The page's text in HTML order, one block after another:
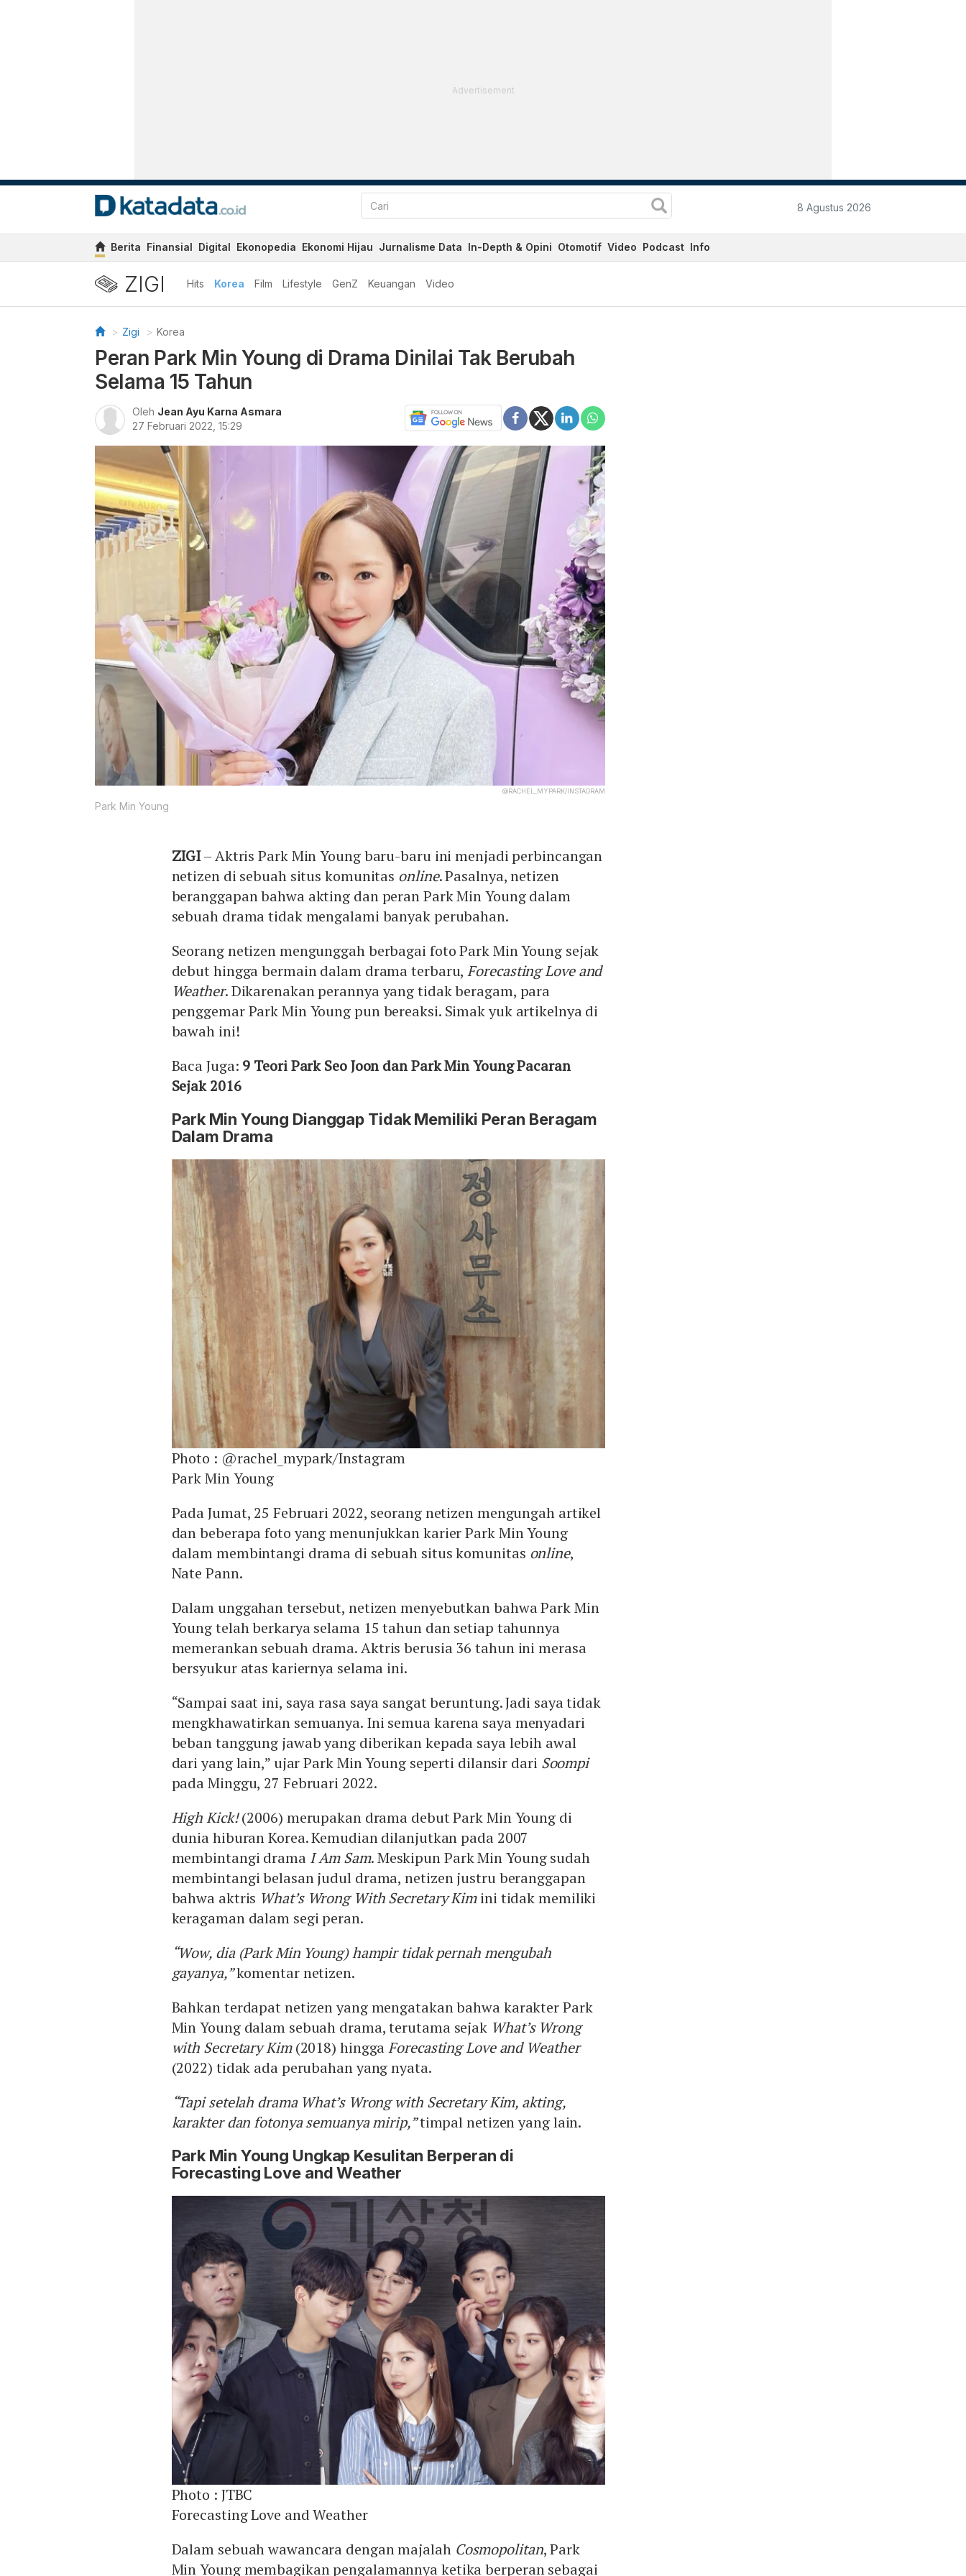
Advertisement
8 Agustus 2026
Berita Finansial Digital Ekonopedia Ekonomi Hijau Jurnalisme Data In-Depth & Opini Otomotif Video Podcast Info
ZIGI Hits Korea Film Lifestyle GenZ Keuangan Video
Zigi Korea
Peran Park Min Young di Drama Dinilai Tak Berubah
Selama 15 Tahun
Oleh Jean Ayu Karna Asmara
27 Februari 2022, 15:29
@RACHEL_MYPARK/INSTAGRAM
Park Min Young
ZIGI– Aktris Park Min Young baru-baru ini menjadi perbincangan
netizen di sebuah situs komunitas online. Pasalnya, netizen
beranggapan bahwa akting dan peran Park Min Young dalam
sebuah drama tidak mengalami banyak perubahan.
Seorang netizen mengunggah berbagai foto Park Min Young sejak
debut hingga bermain dalam drama terbaru,Forecasting Love and
Weather. Dikarenakan perannya yang tidak beragam, para
penggemar Park Min Young pun bereaksi. Simak yuk artikelnya di
bawah ini!
Baca Juga: 9 Teori Park Seo Joon dan Park Min Young Pacaran
Sejak 2016
Park Min Young Dianggap Tidak Memiliki Peran Beragam
Dalam Drama
Photo : @rachel_mypark/Instagram
Park Min Young
Pada Jumat, 25 Februari 2022, seorang netizen mengungah artikel
dan beberapa foto yang menunjukkan karier Park Min Young
dalam membintangi drama di sebuah situs komunitas online,
Nate Pann.
Dalam unggahan tersebut, netizen menyebutkan bahwa Park Min
Young telah berkarya selama 15 tahun dan setiap tahunnya
memerankan sebuah drama. Aktris berusia 36 tahun ini merasa
bersyukur atas kariernya selama ini.
“Sampai saat ini, saya rasa saya sangat beruntung. Jadi saya tidak
mengkhawatirkan semuanya. Ini semua karena saya menyadari
beban tanggung jawab yang diberikan kepada saya lebih awal
dari yang lain,” ujar Park Min Young seperti dilansir dari Soompi
pada Minggu, 27 Februari 2022.
High Kick!(2006) merupakan drama debut Park Min Young di
dunia hiburan Korea. Kemudian dilanjutkan pada 2007
membintangi drama I Am Sam. Meskipun Park Min Young sudah
membintangi belasan judul drama, netizen justru beranggapan
bahwa aktris What’s Wrong With Secretary Kimini tidak memiliki
keragaman dalam segi peran.
“Wow, dia (Park Min Young) hampir tidak pernah mengubah
gayanya,”komentar netizen.
Bahkan terdapat netizen yang mengatakan bahwa karakter Park
Min Young dalam sebuah drama, terutama sejak What’s Wrong
with Secretary Kim(2018) hinggaForecasting Love and Weather
(2022) tidak ada perubahan yang nyata.
“Tapi setelah drama What’s Wrong with Secretary Kim, akting,
karakter dan fotonya semuanya mirip,”timpal netizen yang lain.
Park Min Young Ungkap Kesulitan Berperan di
Forecasting Love and Weather
Photo : JTBC
Forecasting Love and Weather
Dalam sebuah wawancara dengan majalah Cosmopolitan, Park
Min Young membagikan pengalamannya ketika berperan sebagai